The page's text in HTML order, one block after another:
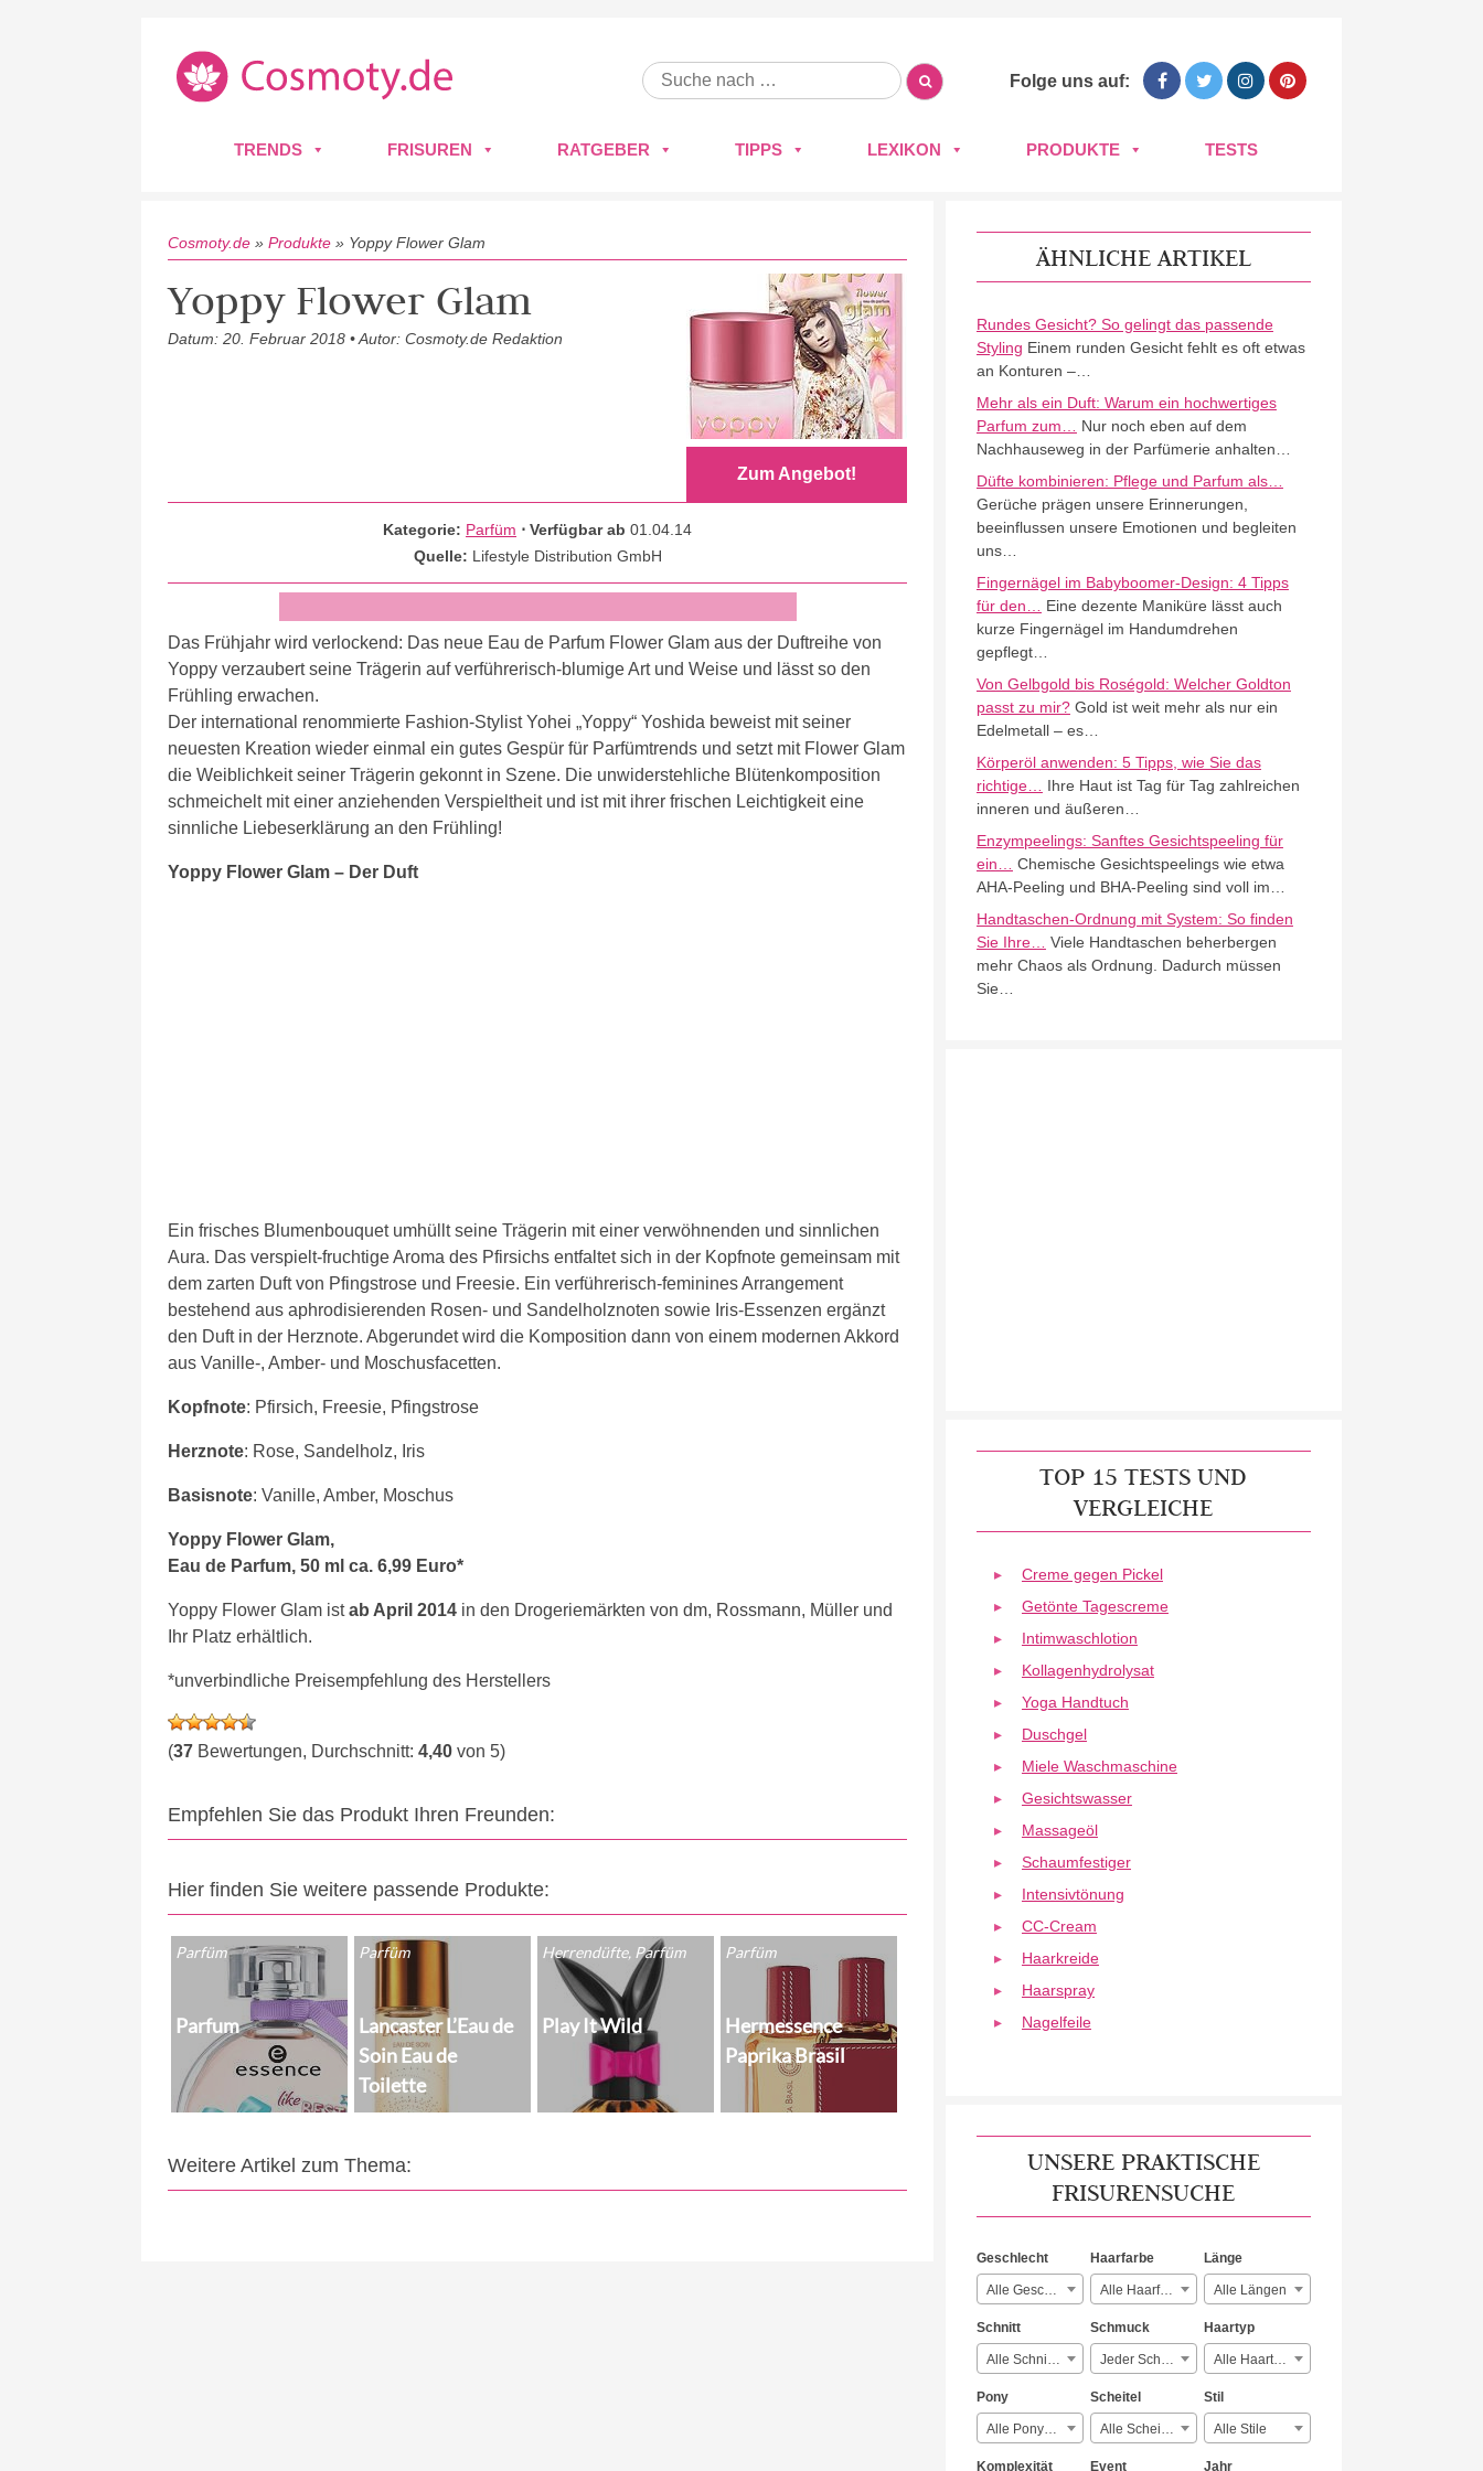
Folge uns auf:
TRENDS FRISUREN RATGEBER TIPPS LEXIKON PRODUKTE TESTS
Cosmoty.de » Produkte » Yoppy Flower Glam
Zum Angebot!
Yoppy Flower Glam
Datum: 20. Februar 2018 • Autor: Cosmoty.de Redaktion
Kategorie: Parfüm ⋅ Verfügbar ab01.04.14
Quelle: Lifestyle Distribution GmbH
Das Frühjahr wird verlockend: Das neue Eau de Parfum Flower Glam aus der Duftreihe von
Yoppy verzaubert seine Trägerin auf verführerisch-blumige Art und Weise und lässt so den
Frühling erwachen.
Der international renommierte Fashion-Stylist Yohei „Yoppy“ Yoshida beweist mit seiner
neuesten Kreation wieder einmal ein gutes Gespür für Parfümtrends und setzt mit Flower Glam
die Weiblichkeit seiner Trägerin gekonnt in Szene. Die unwiderstehliche Blütenkomposition
schmeichelt mit einer anziehenden Verspieltheit und ist mit ihrer frischen Leichtigkeit eine
sinnliche Liebeserklärung an den Frühling!
Yoppy Flower Glam – Der Duft
Ein frisches Blumenbouquet umhüllt seine Trägerin mit einer verwöhnenden und sinnlichen
Aura. Das verspielt-fruchtige Aroma des Pfirsichs entfaltet sich in der Kopfnote gemeinsam mit
dem zarten Duft von Pfingstrose und Freesie. Ein verführerisch-feminines Arrangement
bestehend aus aphrodisierenden Rosen- und Sandelholznoten sowie Iris-Essenzen ergänzt
den Duft in der Herznote. Abgerundet wird die Komposition dann von einem modernen Akkord
aus Vanille-, Amber- und Moschusfacetten.
Kopfnote: Pfirsich, Freesie, Pfingstrose
Herznote: Rose, Sandelholz, Iris
Basisnote: Vanille, Amber, Moschus
Yoppy Flower Glam,
Eau de Parfum, 50 ml ca. 6,99 Euro*
Yoppy Flower Glam istab April 2014 in den Drogeriemärkten von dm, Rossmann, Müller und
Ihr Platz erhältlich.
*unverbindliche Preisempfehlung des Herstellers
(37 Bewertungen, Durchschnitt: 4,40 von 5)
Empfehlen Sie das Produkt Ihren Freunden:
Hier finden Sie weitere passende Produkte:
Parfüm
Parfum
Parfüm
Lancaster L’Eau de
Soin Eau de
Toilette
Herrendüfte, Parfüm
Play It Wild
Parfüm
Hermessence
Paprika Brasil
Weitere Artikel zum Thema:
ÄHNLICHE ARTIKEL
Rundes Gesicht? So gelingt das passende
Styling Einem runden Gesicht fehlt es oft etwas
an Konturen –…
Mehr als ein Duft: Warum ein hochwertiges
Parfum zum…
Nur noch eben auf dem
Nachhauseweg in der Parfümerie anhalten…
Düfte kombinieren: Pflege und Parfum als…
Gerüche prägen unsere Erinnerungen,
beeinflussen unsere Emotionen und begleiten
uns…
Fingernägel im Babyboomer-Design: 4 Tipps
für den…
Eine dezente Maniküre lässt auch
kurze Fingernägel im Handumdrehen
gepflegt…
Von Gelbgold bis Roségold: Welcher Goldton
passt zu mir?Gold ist weit mehr als nur ein
Edelmetall – es…
Körperöl anwenden: 5 Tipps, wie Sie das
richtige…
Ihre Haut ist Tag für Tag zahlreichen
inneren und äußeren…
Enzympeelings: Sanftes Gesichtspeeling für
ein…
Chemische Gesichtspeelings wie etwa
AHA-Peeling und BHA-Peeling sind voll im…
Handtaschen-Ordnung mit System: So finden
Sie Ihre…
Viele Handtaschen beherbergen
mehr Chaos als Ordnung. Dadurch müssen
Sie…
TOP 15 TESTS UND
VERGLEICHE
Creme gegen Pickel
Getönte Tagescreme
Intimwaschlotion
Kollagenhydrolysat
Yoga Handtuch
Duschgel
Miele Waschmaschine
Gesichtswasser
Massageöl
Schaumfestiger
Intensivtönung
CC-Cream
Haarkreide
Haarspray
Nagelfeile
UNSERE PRAKTISCHE
FRISURENSUCHE
Geschlecht
Alle Geschlechter
Haarfarbe
Alle Haarfarben
Länge
Alle Längen
Schnitt
Alle Schnitte
Schmuck
Jeder Schmuck
Haartyp
Alle Haartypen
Pony
Alle Ponyarten
Scheitel
Alle Scheitelarten
Stil
Alle Stile
Komplexität Event Jahr